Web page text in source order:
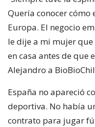
Quería conocer cómo
Europa. El negocio
le dije a mi mujer
en casa antes de que
Alejandro a
España no apareció
deportiva. No había
contrato para jugar